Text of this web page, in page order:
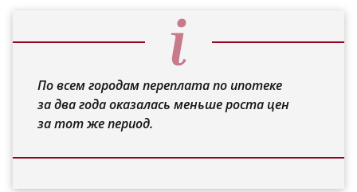
По всем городам переплата по ипотеке
за два года оказалась меньше роста цен
за тот же период.